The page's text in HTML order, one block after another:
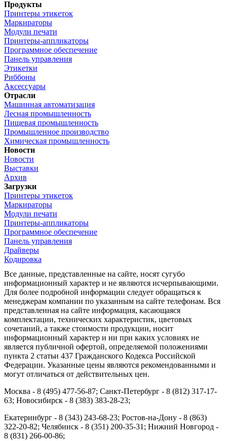
Продукты
Принтеры этикеток
Маркираторы
Модули печати
Принтеры-аппликаторы
Программное обеспечение
Панель управления
Этикетки
Риббоны
Аксессуары
Отрасли
Машинная автоматизация
Лесная промышленность
Пищевая промышленность
Промышленное производство
Химическая промышленность
Новости
Новости
Выставки
Архив
Загрузки
Принтеры этикеток
Маркираторы
Модули печати
Принтеры-аппликаторы
Программное обеспечение
Панель управления
Драйверы
Кодировка
Все данные, представленные на сайте, носят сугубо
информационный характер и не являются исчерпывающими.
Для более подробной информации следует обращаться к
менеджерам компании по указанным на сайте телефонам. Вся
представленная на сайте информация, касающаяся
комплектации, технических характеристик, цветовых
сочетаний, а также стоимости продукции, носит
информационный характер и ни при каких условиях не
является публичной офертой, определяемой положениями
пункта 2 статьи 437 Гражданского Кодекса Российской
Федерации. Указанные цены являются рекомендованными и
могут отличаться от действительных цен.
Москва - 8 (495) 477-56-87; Санкт-Петербург - 8 (812) 317-17-
63; Новосибирск - 8 (383) 383-28-23;
Екатеринбург - 8 (343) 243-68-23; Ростов-на-Дону - 8 (863)
322-20-82; Челябинск - 8 (351) 200-35-31; Нижний Новгород -
8 (831) 266-00-86;